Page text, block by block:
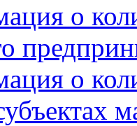
о
о